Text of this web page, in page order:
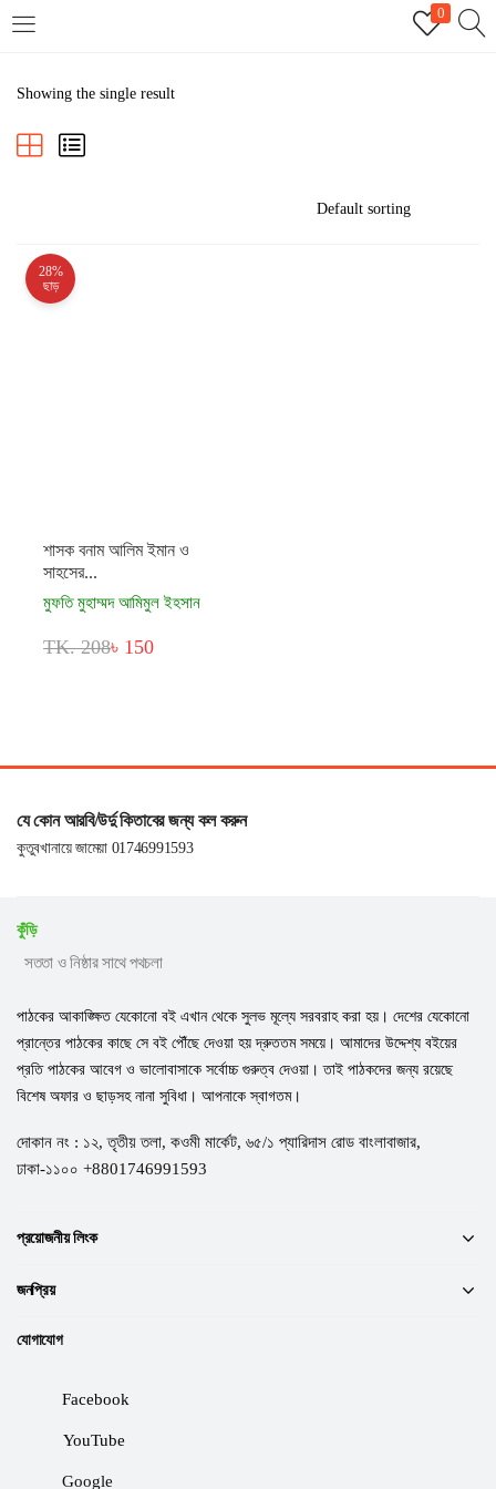
0
REGISTER
Showing the single result
28%
ছাড়
শাসক বনাম আলিম ইমান ও
সাহসের...
মুফতি মুহাম্মদ আমিমুল ইহসান
TK. 208৳ 150
যে কোন আরবি/উর্দু কিতাবের জন্য কল করুন
কুতুবখানায়ে জামেয়া 01746991593
কুঁড়ি
সততা ও নিষ্ঠার সাথে পথচলা
পাঠকের আকাঙ্ক্ষিত যেকোনো বই এখান থেকে সুলভ মূল্যে সরবরাহ করা হয়। দেশের যেকোনো
প্রান্তের পাঠকের কাছে সে বই পৌঁছে দেওয়া হয় দ্রুততম সময়ে। আমাদের উদ্দেশ্য বইয়ের
প্রতি পাঠকের আবেগ ও ভালোবাসাকে সর্বোচ্চ গুরুত্ব দেওয়া। তাই পাঠকদের জন্য রয়েছে
বিশেষ অফার ও ছাড়সহ নানা সুবিধা। আপনাকে স্বাগতম।
দোকান নং : ১২, তৃতীয় তলা, কওমী মার্কেট, ৬৫/১ প্যারিদাস রোড বাংলাবাজার,
ঢাকা-১১০০ +8801746991593
প্রয়োজনীয় লিংক
জনপ্রিয়
যোগাযোগ
Facebook
YouTube
Google